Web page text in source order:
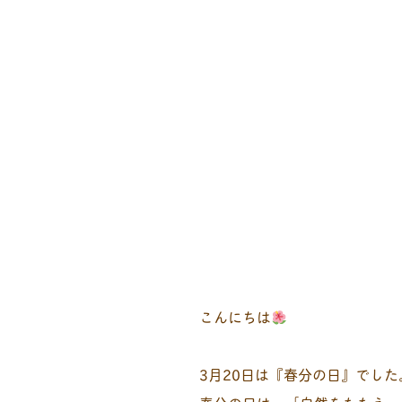
こんにちは
3月20日は『春分の日』でし